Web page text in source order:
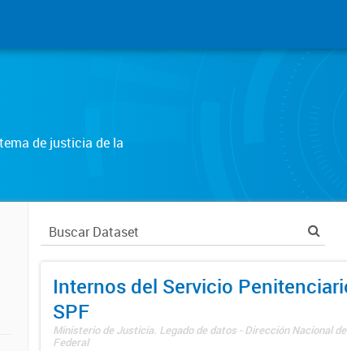
de justicia de la
Internos del Servicio
SPF
Ministerio de Justicia. Legado de datos - Dirección Nacional
Federal